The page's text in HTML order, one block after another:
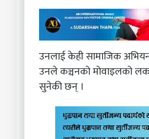
उनलाई केही सामाजिक
उनले कञ्चनको मोवाइलको
सुनेकी छन् ।